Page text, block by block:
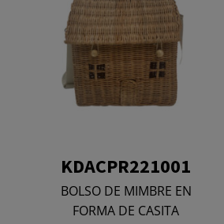
KDACPR221001
BOLSO DE MIMBRE EN
FORMA DE CASITA